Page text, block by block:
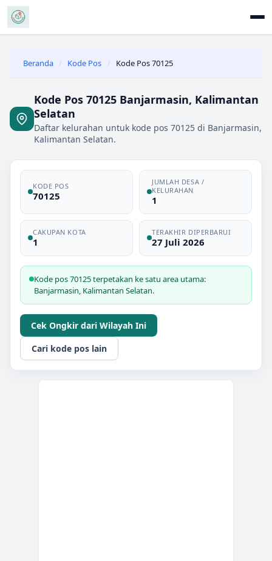
Beranda / Kode Pos / Kode Pos 70125
Kode Pos 70125 Banjarmasin, Kalimantan
Selatan
Daftar kelurahan untuk kode pos 70125 di Banjarmasin,
Kalimantan Selatan.
KODE POS
70125
JUMLAH DESA /
KELURAHAN
1
CAKUPAN KOTA
1
TERAKHIR DIPERBARUI
27 Juli 2026
Kode pos 70125 terpetakan ke satu area utama:
Banjarmasin, Kalimantan Selatan.
Cek Ongkir dari Wilayah Ini
Cari kode pos lain